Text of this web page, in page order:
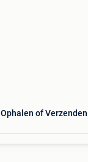
Ophalen of Verzenden